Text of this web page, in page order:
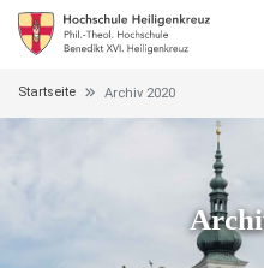
Startseite Archiv 2020